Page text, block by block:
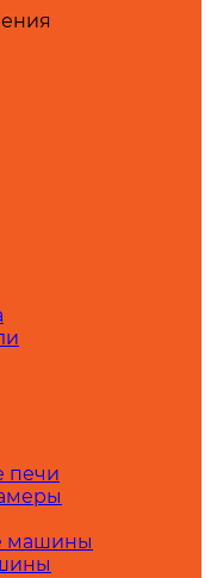
печи
машины